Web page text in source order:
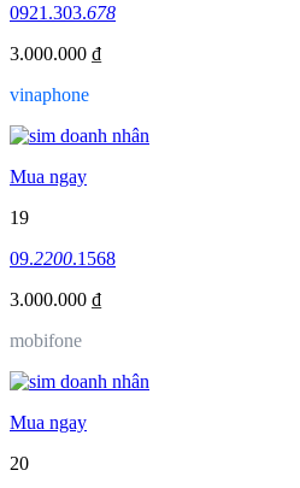
0921.303.678
3.000.000 ₫
vinaphone
Mua ngay
19
09.2200.1568
3.000.000 ₫
mobifone
Mua ngay
20